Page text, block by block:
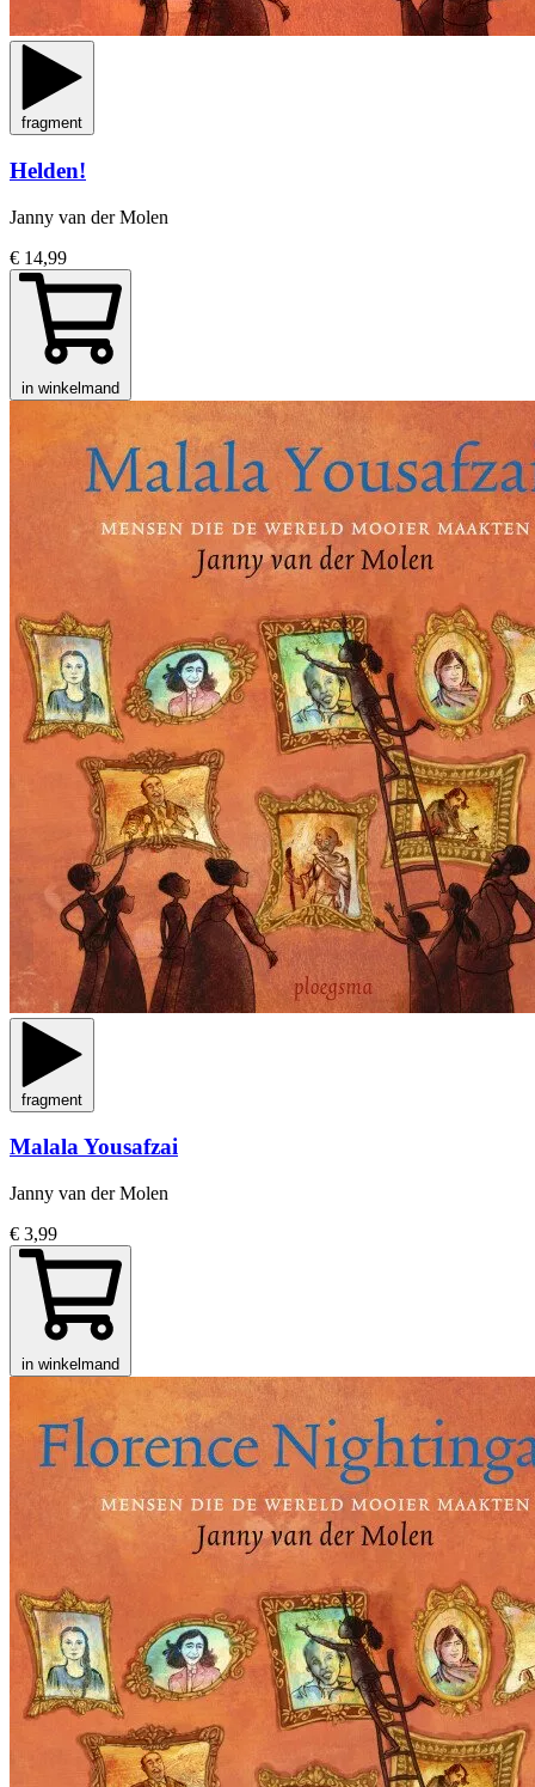
fragment
Helden!
Janny van der Molen
€ 14,99
in winkelmand
fragment
Malala Yousafzai
Janny van der Molen
€ 3,99
in winkelmand